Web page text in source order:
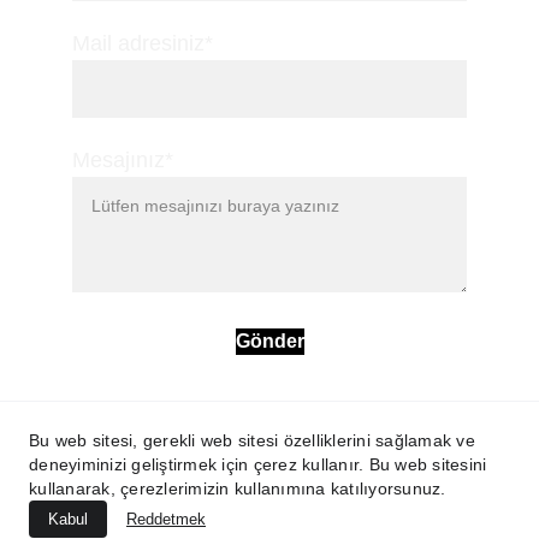
Adil DÖNMEZ
Gönder
Bu web sitesi, gerekli web sitesi özelliklerini sağlamak ve
deneyiminizi geliştirmek için çerez kullanır. Bu web sitesini
kullanarak, çerezlerimizin kullanımına katılıyorsunuz.
Kabul Reddetmek